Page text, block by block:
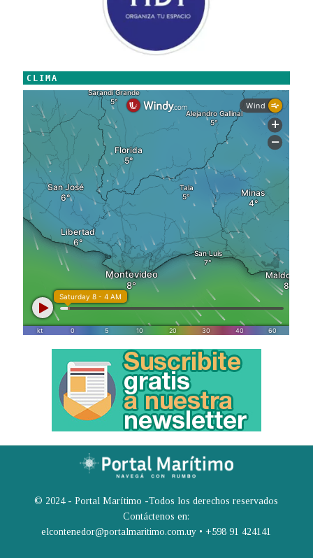
CLIMA
© 2024 - Portal Marítimo -Todos los derechos reservados
Contáctenos en:
elcontenedor@portalmaritimo.com.uy • +598 91 424141